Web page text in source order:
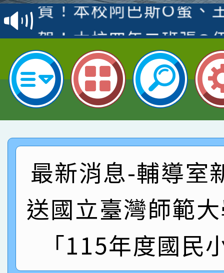
名
倩參加桃園市科展 國
名 指導老師王老師、
賀！本校四年二班張O
園市英語競賽國小朗讀
指導老師林老師
賀！本校參加桃園市中
賽 劉文瑛教師榮獲教
臺灣台語-第二名
賀！本校參與2026世
市賽榮獲科學小創客佳
創客第三名。
賀！本校參加桃園市中
賽 洪綺君教師榮獲社
名
賀！本校阿巴斯O蜜、
倩參加桃園市科展 國
名 指導老師王老師、
賀！本校四年二班張O
園市英語競賽國小朗讀
指導老師林老師
賀！本校參加桃園市中
賽 劉文瑛教師榮獲教
臺灣台語-第二名
賀！本校參與2026世
市賽榮獲科學小創客佳
最新消息-輔導室
送國立臺灣師範
「115年度國民